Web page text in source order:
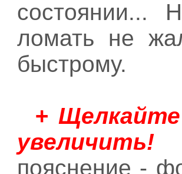
ломать не
быстрому.
+
пояснение -